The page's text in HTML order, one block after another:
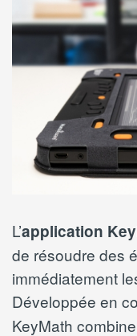
L’application
de résoudre des
immédiatement
Développée en
KeyMath